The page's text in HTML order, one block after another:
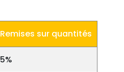
Remises sur quantités
5%